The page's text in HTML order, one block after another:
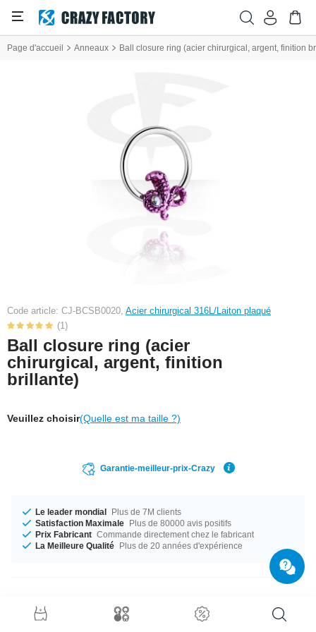
Page d'accueil Anneaux Ball closure ring (acier chirurgical, argent, finition
Code article: CJ-BCSB0020, Acier chirurgical 316L/Laiton plaqué
(1)
Ball closure ring (acier
chirurgical, argent, finition
brillante)
Veuillez choisir(Quelle est ma taille ?)
Garantie-meilleur-prix-Crazy
Le leader mondial Plus de 7M clients
Satisfaction Maximale Plus de 80000 avis positifs
Prix Fabricant Commande directement chez le fabricant
La Meilleure Qualité Plus de 20 années d'expérience
Détails produit